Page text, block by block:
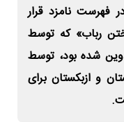
فهرست نامزد قرار
رباب» که توسط
شده بود، توسط
و ازبکستان برای